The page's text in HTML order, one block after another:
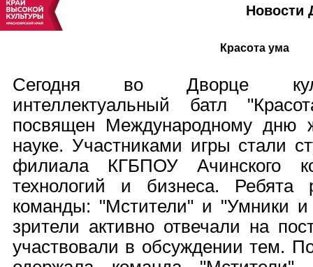
Новости
Красота ума
Сегодня во Дворце
интеллектуальный батл
посвящен Международному
науке. Участниками игры стали
филиала КГБПОУ Ачинского
технологий и бизнеса. Ребята
команды: "Мстители" и "Умники
зрители активно отвечали на
участвовали в обсуждении тем.